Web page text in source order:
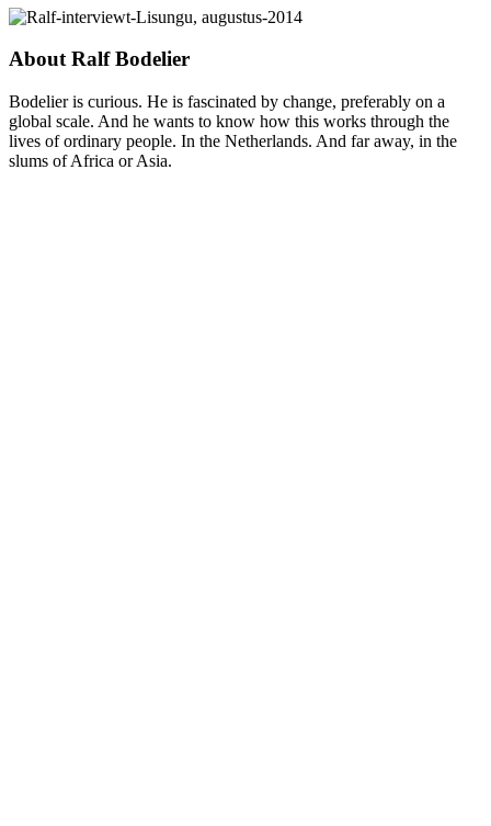
About Ralf Bodelier
Bodelier is curious. He is fascinated by change, preferably on a
global scale. And he wants to know how this works through the
lives of ordinary people. In the Netherlands. And far away, in the
slums of Africa or Asia.